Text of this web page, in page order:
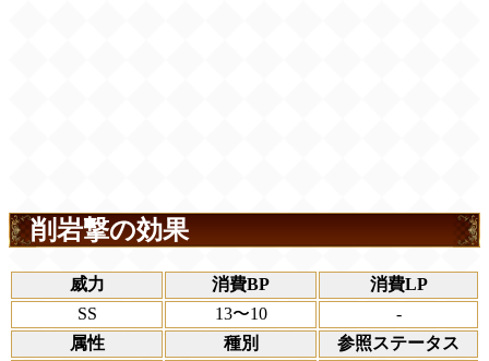
削岩撃の効果
威力 消費BP
消費LP
SS
13〜10
-
属性
種別
参照ステータス